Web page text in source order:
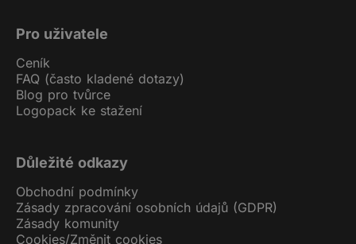
Pro uživatele
Ceník
FAQ (často kladené dotazy)
Blog pro tvůrce
Logopack ke stažení
Důležité odkazy
Obchodní podmínky
Zásady zpracování osobních údajů (GDPR)
Zásady komunity
Cookies/Změnit cookies